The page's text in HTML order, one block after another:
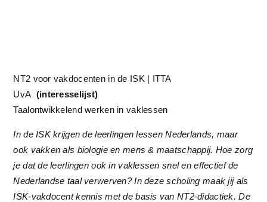
NT2 voor vakdocenten in de ISK | ITTA
UvA (interesselijst)
Taalontwikkelend werken in vaklessen
In de ISK krijgen de leerlingen lessen Nederlands, maar
ook vakken als biologie en mens & maatschappij. Hoe zorg
je dat de leerlingen ook in vaklessen snel en effectief de
Nederlandse taal verwerven? In deze scholing maak jij als
ISK-vakdocent kennis met de basis van NT2-didactiek. De